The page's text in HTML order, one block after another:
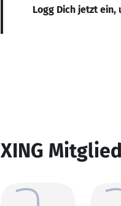
Logg Dich jetzt ein,
XING